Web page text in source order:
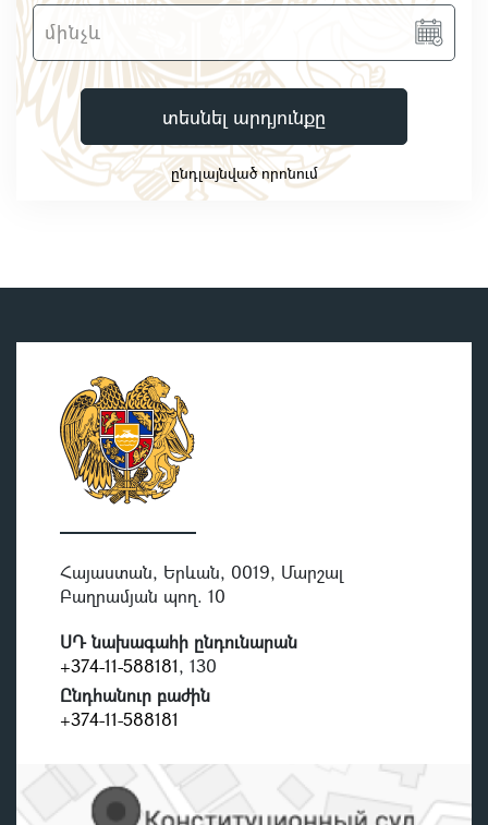
տեսնել արդյունքը
ընդլայնված որոնում
Հայաստան, Երևան, 0019, Մարշալ
Բաղրամյան պող. 10
ՍԴ նախագահի ընդունարան
+374-11-588181, 130
Ընդհանուր բաժին
+374-11-588181